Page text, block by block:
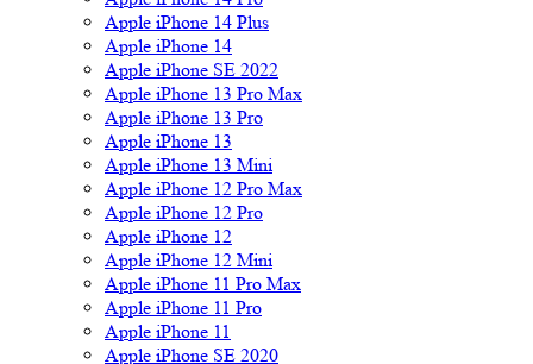
Apple iPhone 14 Plus
Apple iPhone 14
Apple iPhone SE 2022
Apple iPhone 13 Pro Max
Apple iPhone 13 Pro
Apple iPhone 13
Apple iPhone 13 Mini
Apple iPhone 12 Pro Max
Apple iPhone 12 Pro
Apple iPhone 12
Apple iPhone 12 Mini
Apple iPhone 11 Pro Max
Apple iPhone 11 Pro
Apple iPhone 11
Apple iPhone SE 2020